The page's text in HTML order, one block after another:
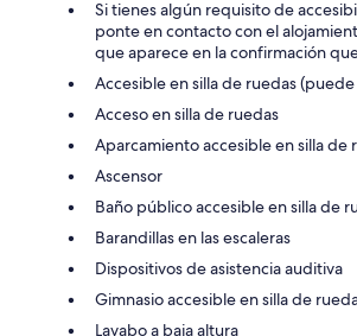
Si tienes algún requisito de
ponte en contacto con el
que aparece en la confirmación
Accesible en silla de ruedas
Acceso en silla de ruedas
Aparcamiento accesible en silla de
Ascensor
Baño público accesible en silla de
Barandillas en las escaleras
Dispositivos de asistencia auditiva
Gimnasio accesible en silla de
Lavabo a baja altura